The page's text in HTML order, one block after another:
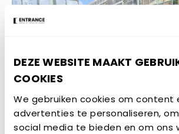
DEZE WEBSITE MAAKT
COOKIES
We gebruiken cookies om content
advertenties te personaliseren,
social media te bieden en om ons